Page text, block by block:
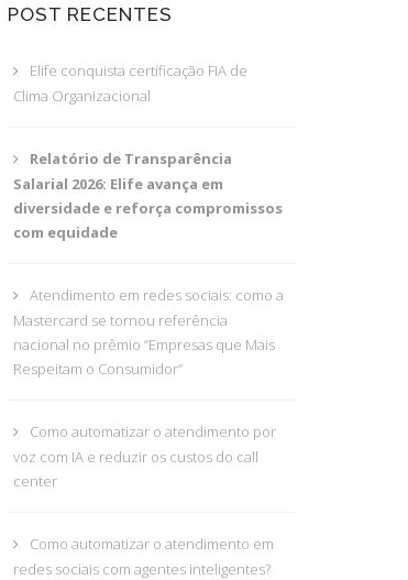
POST RECENTES
Elife conquista certificação FIA de
Clima Organizacional
Relatório de Transparência
Salarial 2026: Elife avança em
diversidade e reforça compromissos
com equidade
Atendimento em redes sociais: como a
Mastercard se tornou referência
nacional no prêmio “Empresas que Mais
Respeitam o Consumidor”
Como automatizar o atendimento por
voz com IA e reduzir os custos do call
center
Como automatizar o atendimento em
redes sociais com agentes inteligentes?